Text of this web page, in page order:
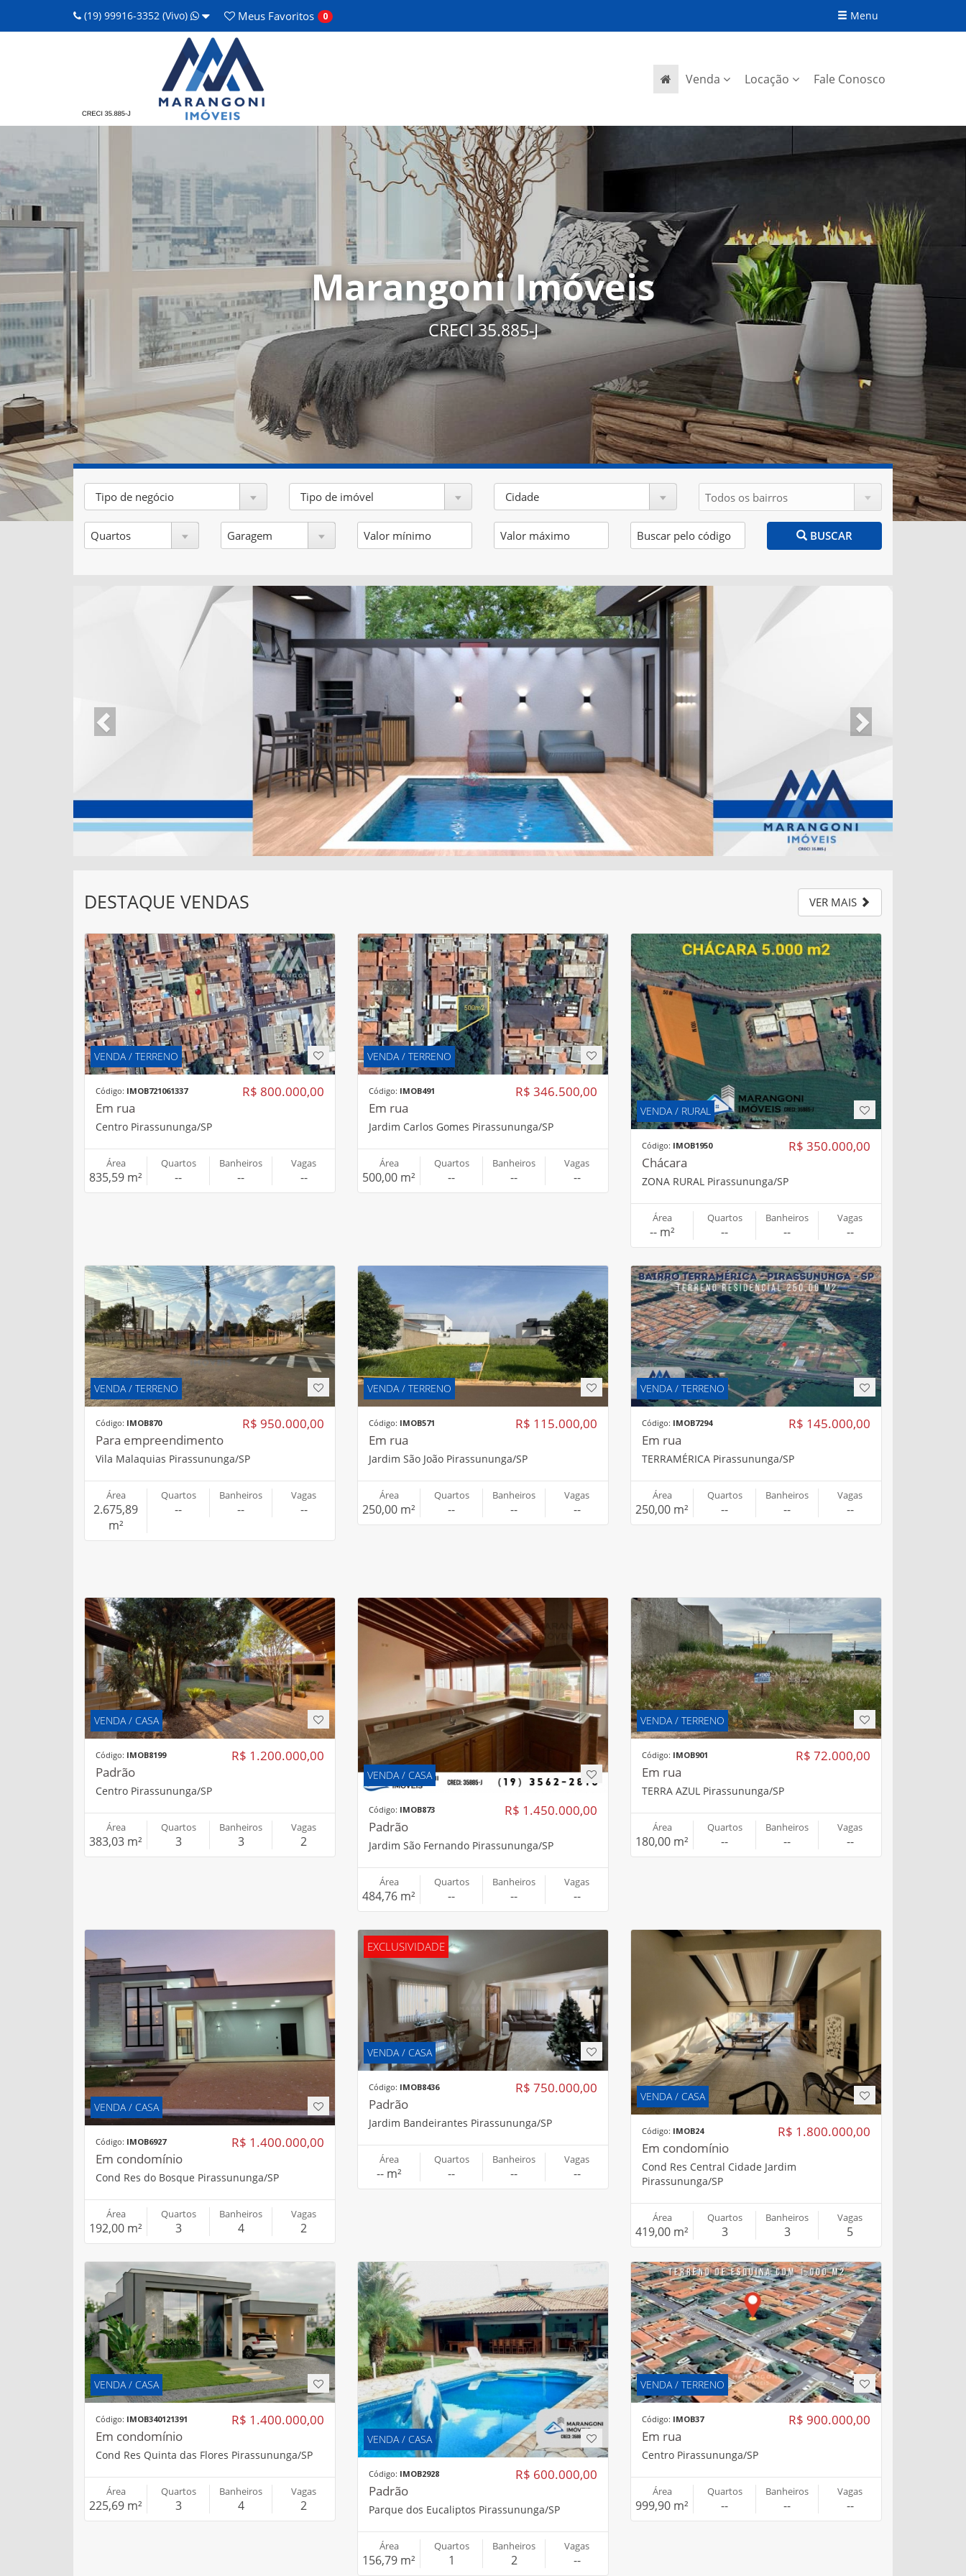
(19) 99916-3352 (Vivo) Meus Favoritos 0 Menu
Venda Locação Fale Conosco
Marangoni Imóveis
CRECI 35.885-J
Tipo de negócio Tipo de imóvel Cidade
BUSCAR
DESTAQUE VENDAS VER MAIS
VENDA / TERRENO
R$ 800.000,00
Código: IMOB721061337
Em rua
Centro Pirassununga/SP
Área
835,59 m²
Quartos
--
Banheiros
--
Vagas
--
VENDA / TERRENO
R$ 346.500,00
Código: IMOB491
Em rua
Jardim Carlos Gomes Pirassununga/SP
Área
500,00 m²
Quartos
--
Banheiros
--
Vagas
--
VENDA / RURAL
R$ 350.000,00
Código: IMOB1950
Chácara
ZONA RURAL Pirassununga/SP
Área
-- m²
Quartos
--
Banheiros
--
Vagas
--
VENDA / TERRENO
R$ 950.000,00
Código: IMOB870
Para empreendimento
Vila Malaquias Pirassununga/SP
Área
2.675,89
m²
Quartos
--
Banheiros
--
Vagas
--
VENDA / TERRENO
R$ 115.000,00
Código: IMOB571
Em rua
Jardim São João Pirassununga/SP
Área
250,00 m²
Quartos
--
Banheiros
--
Vagas
--
VENDA / TERRENO
R$ 145.000,00
Código: IMOB7294
Em rua
TERRAMÉRICA Pirassununga/SP
Área
250,00 m²
Quartos
--
Banheiros
--
Vagas
--
VENDA / CASA
R$ 1.200.000,00
Código: IMOB8199
Padrão
Centro Pirassununga/SP
Área
383,03 m²
Quartos
3
Banheiros
3
Vagas
2
VENDA / CASA
R$ 1.450.000,00
Código: IMOB873
Padrão
Jardim São Fernando Pirassununga/SP
Área
484,76 m²
Quartos
--
Banheiros
--
Vagas
--
VENDA / TERRENO
R$ 72.000,00
Código: IMOB901
Em rua
TERRA AZUL Pirassununga/SP
Área
180,00 m²
Quartos
--
Banheiros
--
Vagas
--
VENDA / CASA
R$ 1.400.000,00
Código: IMOB6927
Em condomínio
Cond Res do Bosque Pirassununga/SP
Área
192,00 m²
Quartos
3
Banheiros
4
Vagas
2
EXCLUSIVIDADE
VENDA / CASA
R$ 750.000,00
Código: IMOB8436
Padrão
Jardim Bandeirantes Pirassununga/SP
Área
-- m²
Quartos
--
Banheiros
--
Vagas
--
VENDA / CASA
R$ 1.800.000,00
Código: IMOB24
Em condomínio
Cond Res Central Cidade Jardim
Pirassununga/SP
Área
419,00 m²
Quartos
3
Banheiros
3
Vagas
5
VENDA / CASA
R$ 1.400.000,00
Código: IMOB340121391
Em condomínio
Cond Res Quinta das Flores Pirassununga/SP
Área
225,69 m²
Quartos
3
Banheiros
4
Vagas
2
VENDA / CASA
R$ 600.000,00
Código: IMOB2928
Padrão
Parque dos Eucaliptos Pirassununga/SP
Área
156,79 m²
Quartos
1
Banheiros
2
Vagas
--
VENDA / TERRENO
R$ 900.000,00
Código: IMOB37
Em rua
Centro Pirassununga/SP
Área
999,90 m²
Quartos
--
Banheiros
--
Vagas
--